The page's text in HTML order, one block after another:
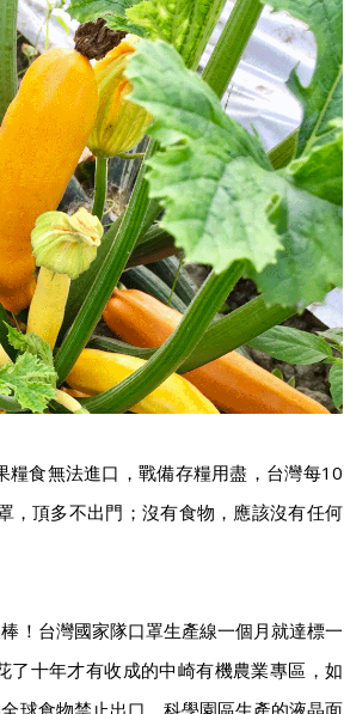
食無法進口，戰備存糧用盡，台灣每10
，頂多不出門；沒有食物，應該沒有任何
！台灣國家隊口罩生產線一個月就達標一
十年才有收成的中崎有機農業專區，如
球食物禁止出口，科學園區生產的液晶面